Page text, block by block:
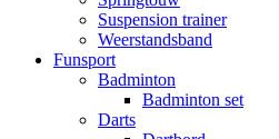
Suspension trainer
Weerstandsband
Funsport
Badminton
Badminton set
Darts